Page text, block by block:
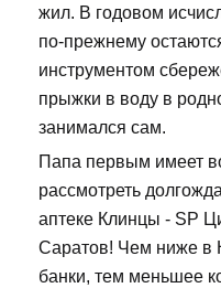
жил. В годовом
по-прежнему
инструментом
прыжки в воду в
занимался сам.
Папа первым имеет
рассмотреть
аптеке Клинцы - SP
Саратов! Чем ниже в
банки, тем меньшее